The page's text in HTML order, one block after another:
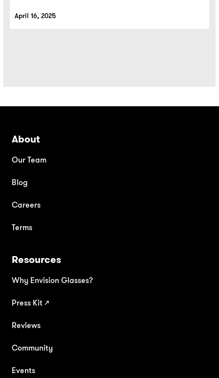
April 16, 2025
About
Our Team
Blog
Careers
Terms
Resources
Why Envision Glasses?
Press Kit ↗
Reviews
Community
Events